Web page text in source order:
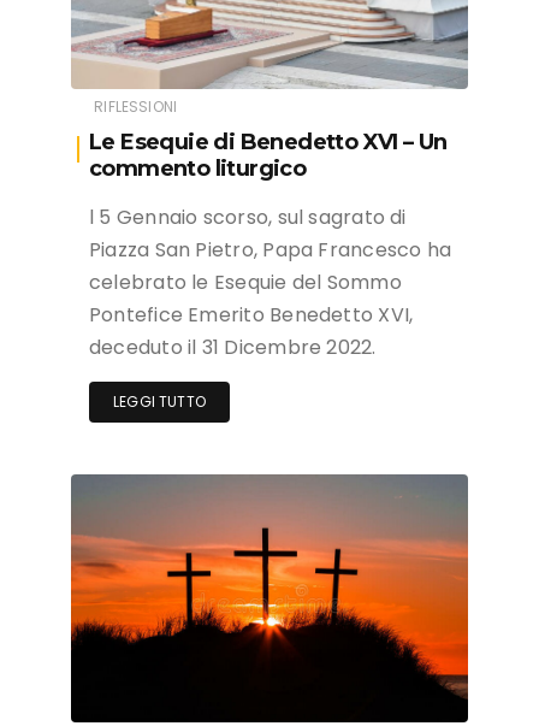
RIFLESSIONI
Le Esequie di Benedetto XVI – Un
commento liturgico
l 5 Gennaio scorso, sul sagrato di
Piazza San Pietro, Papa Francesco ha
celebrato le Esequie del Sommo
Pontefice Emerito Benedetto XVI,
deceduto il 31 Dicembre 2022.
LEGGI TUTTO